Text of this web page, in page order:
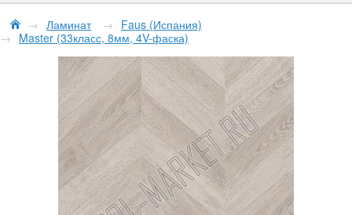
→ Ламинат → Faus (Испания)
→ Master (33класс, 8мм, 4V-фаска)